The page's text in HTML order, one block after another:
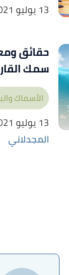
13 يوليو 2021
حقائق
سمك
الأسماك
13 يوليو 2021
المجدلاني